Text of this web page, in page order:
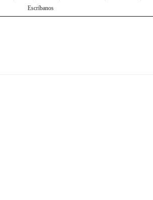
Escríbanos